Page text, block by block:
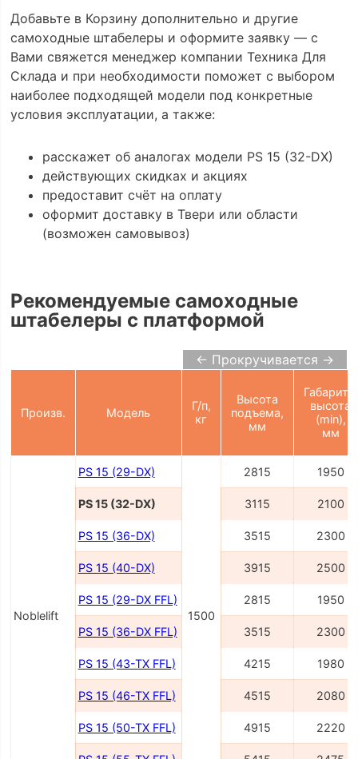
Добавьте в Корзину дополнительно и другие
самоходные штабелеры и оформите заявку — с
Вами свяжется менеджер компании Техника Для
Склада и при необходимости поможет с выбором
наиболее подходящей модели под конкретные
условия эксплуатации, а также:
расскажет об аналогах модели PS 15 (32-DX)
действующих скидках и акциях
предоставит счёт на оплату
оформит доставку в Твери или области
(возможен самовывоз)
Рекомендуемые самоходные
штабелеры с платформой
← Прокручивается →
Произв. Модель
Г/п,
кг
Высота
подъема,
мм
Габаритн.
высота
(min),
мм
Noblelift
PS 15 (29-DX)
1500
2815 1950
PS 15 (32-DX) 3115 2100
PS 15 (36-DX) 3515 2300
PS 15 (40-DX) 3915 2500
PS 15 (29-DX FFL) 2815 1950
PS 15 (36-DX FFL) 3515 2300
PS 15 (43-TX FFL) 4215 1980
PS 15 (46-TX FFL) 4515 2080
PS 15 (50-TX FFL) 4915 2220